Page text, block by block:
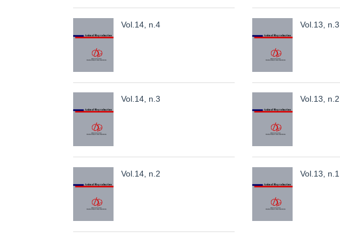
Vol.14, n.4
Vol.14, n.3
Vol.14, n.2
Vol.13, n.3
Vol.13, n.2
Vol.13, n.1